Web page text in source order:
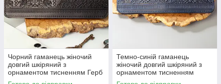
Чорний гаманець жіночий
довгий шкіряний з
орнаментом тисненням Герб
України Калина
Темно-синій гаманець
жіночий довгий шкіряний з
орнаментом тисненням
Тризуб Герб України Калина